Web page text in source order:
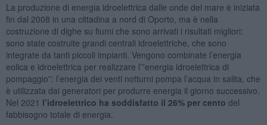
La produzione di energia idroelettrica dalle onde del mare è iniziata
fin dal 2008 in una cittadina a nord di Oporto, ma è nella
costruzione di dighe su fiumi che sono arrivati i risultati migliori:
sono state costruite grandi centrali idroelettriche, che sono
integrate da tanti piccoli impianti. Vengono combinate l’energia
eolica e idroelettrica per realizzare l’”energia idroelettrica di
pompaggio”: l’energia dei venti notturni pompa l’acqua in salita, che
è utilizzata dai generatori per produrre energia il giorno successivo.
Nel 2021 l’idroelettrico ha soddisfatto il 26% per cento del
fabbisogno totale di energia.